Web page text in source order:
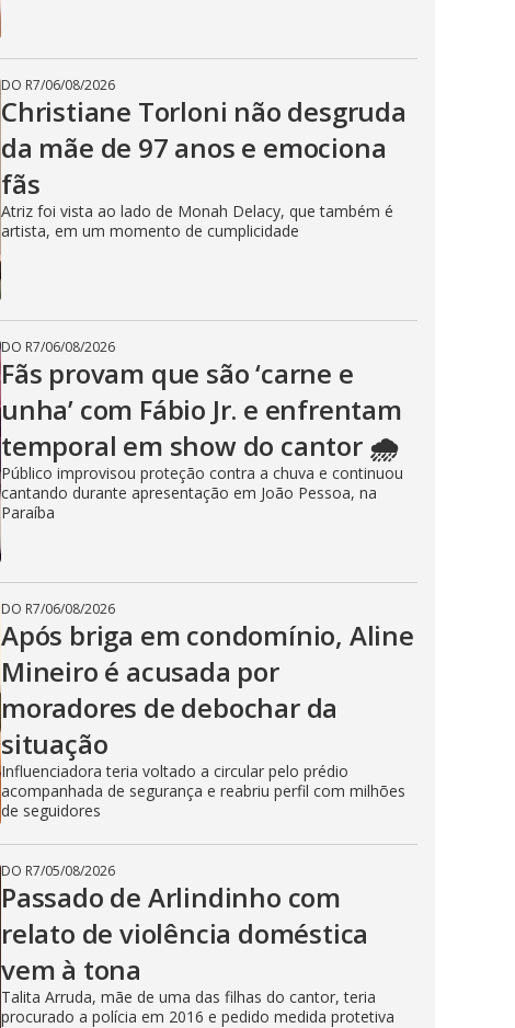
DO R7/06/08/2026
Christiane Torloni não desgruda
da mãe de 97 anos e emociona
fãs
Atriz foi vista ao lado de Monah Delacy, que também é
artista, em um momento de cumplicidade
DO R7/06/08/2026
Fãs provam que são ‘carne e
unha’ com Fábio Jr. e enfrentam
temporal em show do cantor 🌧️
Público improvisou proteção contra a chuva e continuou
cantando durante apresentação em João Pessoa, na
Paraíba
DO R7/06/08/2026
Após briga em condomínio, Aline
Mineiro é acusada por
moradores de debochar da
situação
Influenciadora teria voltado a circular pelo prédio
acompanhada de segurança e reabriu perfil com milhões
de seguidores
DO R7/05/08/2026
Passado de Arlindinho com
relato de violência doméstica
vem à tona
Talita Arruda, mãe de uma das filhas do cantor, teria
procurado a polícia em 2016 e pedido medida protetiva